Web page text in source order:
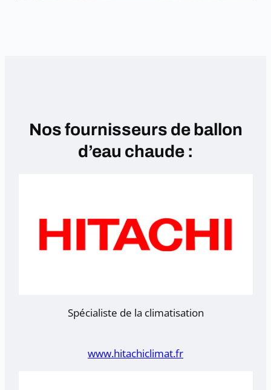
Nos fournisseurs de ballon
d’eau chaude :
Spécialiste de la climatisation
www.hitachiclimat.fr